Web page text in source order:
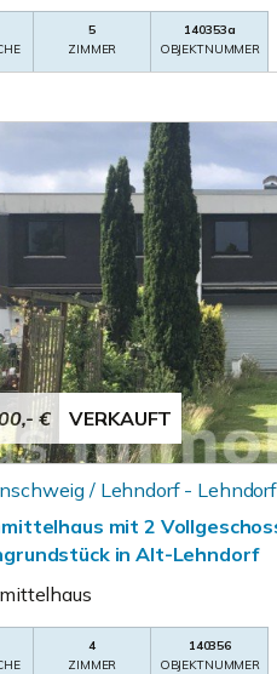
5
ZIMMER
140353a
OBJEKTNUMMER
€ VERKAUFT
/ Lehndorf - Lehndorf
mit 2
in Alt-Lehndorf
4
ZIMMER
140356
OBJEKTNUMMER